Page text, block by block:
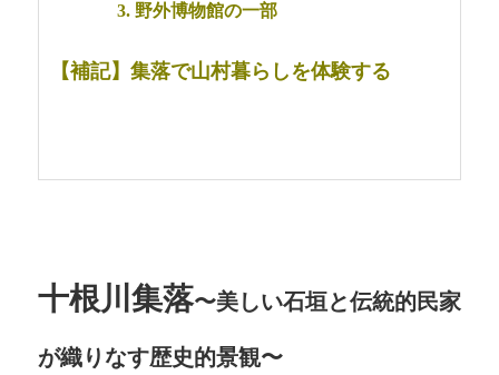
3. 野外博物館の一部
【補記】集落で山村暮らしを体験する
十根川集落〜美しい石垣と伝統的民家
が織りなす歴史的景観〜